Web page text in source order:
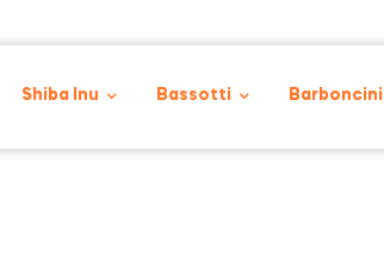
Shiba Inu Bassotti Barboncini